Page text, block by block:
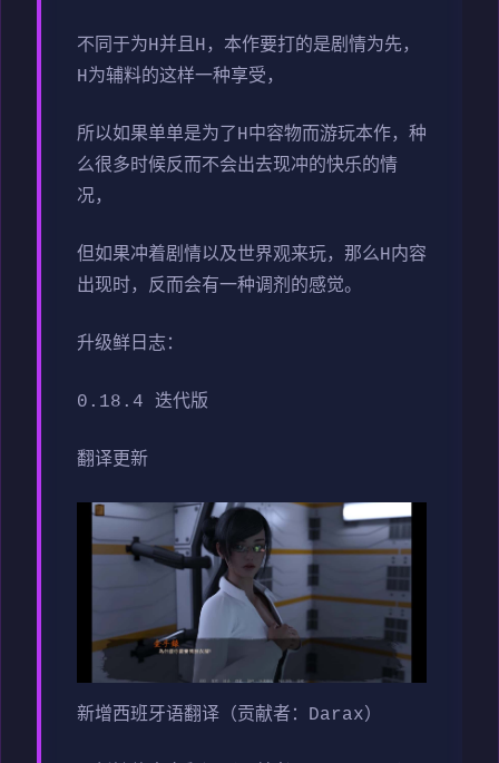
不同于为H并且H，本作要打的是剧情为先，
H为辅料的这样一种享受，
所以如果单单是为了H中容物而游玩本作，种
么很多时候反而不会出去现冲的快乐的情
况，
但如果冲着剧情以及世界观来玩，那么H内容
出现时，反而会有一种调剂的感觉。
升级鲜日志：
0.18.4 迭代版
翻译更新
新增西班牙语翻译（贡献者：Darax）